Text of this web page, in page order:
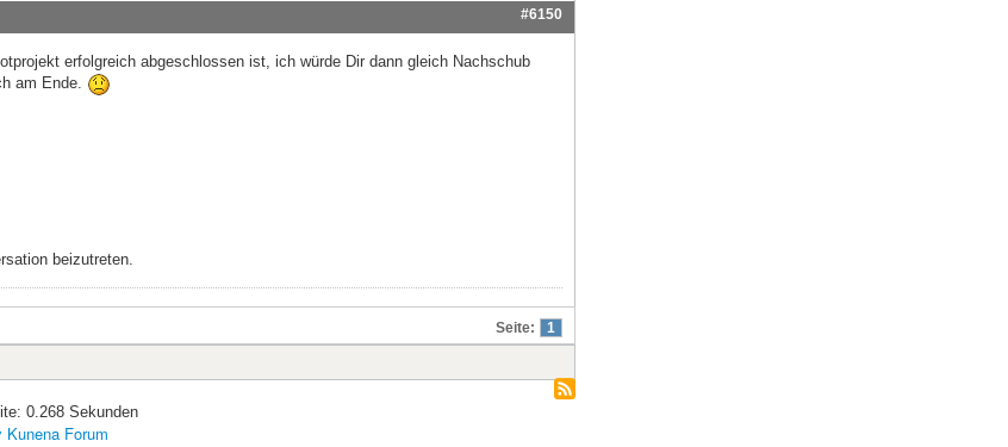
#6150
erfolgreich abgeschlossen ist, ich würde Dir dann gleich Nachschub
am Ende.
beizutreten.
Seite: 1
0.268 Sekunden
Kunena Forum